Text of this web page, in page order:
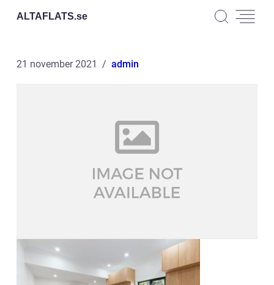
ALTAFLATS.se
21 november 2021 admin